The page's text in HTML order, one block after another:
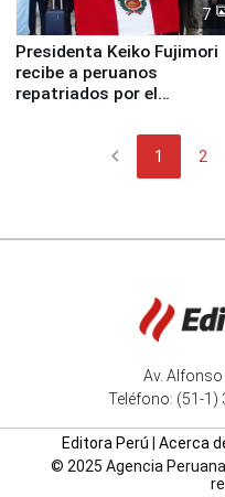
7
Presidenta Keiko Fujimori
recibe a peruanos
repatriados por el
chevron_left 1 2
Av. Alfonso
Teléfono: (51-1)
Editora Perú Acerca
© 2025 Agencia